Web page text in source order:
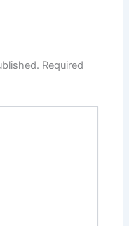
Required